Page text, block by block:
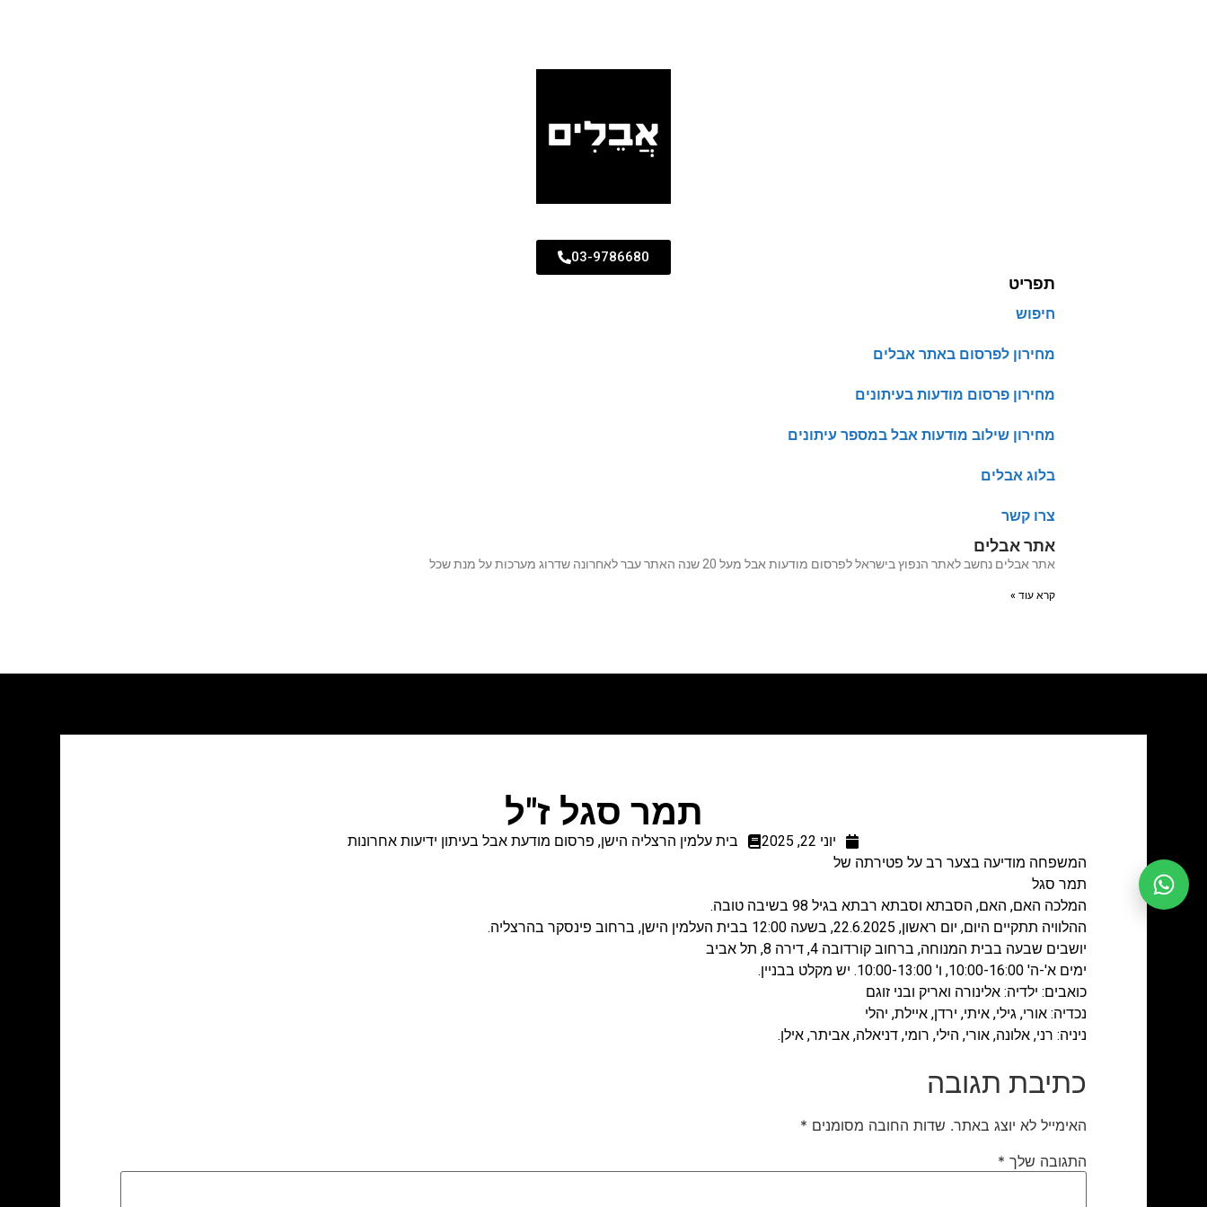
03-9786680
תפריט
חיפוש
מחירון לפרסום באתר אבלים
מחירון פרסום מודעות בעיתונים
מחירון שילוב מודעות אבל במספר עיתונים
בלוג אבלים
צרו קשר
אתר אבלים
אתר אבלים נחשב לאתר הנפוץ בישראל לפרסום מודעות אבל מעל 20 שנה האתר עבר לאחרונה שדרוג מערכות על מנת שכל
קרא עוד »
תמר סגל ז"ל
יוני 22, 2025 בית עלמין הרצליה הישן, פרסום מודעת אבל בעיתון ידיעות אחרונות
המשפחה מודיעה בצער רב על פטירתה של
תמר סגל
המלכה האם, האם, הסבתא וסבתא רבתא בגיל 98 בשיבה טובה.
ההלוויה תתקיים היום, יום ראשון, 22.6.2025, בשעה 12:00 בבית העלמין הישן, ברחוב פינסקר בהרצליה.
יושבים שבעה בבית המנוחה, ברחוב קורדובה 4, דירה 8, תל אביב
ימים א'-ה' 10:00-16:00, ו' 10:00-13:00. יש מקלט בבניין.
כואבים: ילדיה: אלינורה ואריק ובני זוגם
נכדיה: אורי, גילי, איתי, ירדן, איילת, יהלי
ניניה: רני, אלונה, אורי, הילי, רומי, דניאלה, אביתר, אילן.
כתיבת תגובה
האימייל לא יוצג באתר. שדות החובה מסומנים *
התגובה שלך *